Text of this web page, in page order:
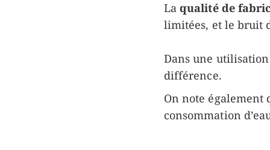
Laqualité de
limitées, et le bruit
Dans une
différence.
On note également
consommation